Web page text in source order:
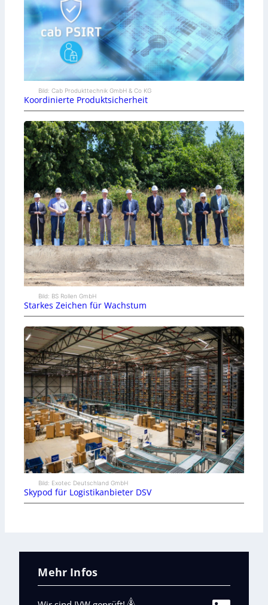
Bild: Cab Produkttechnik GmbH & Co KG
Koordinierte Produktsicherheit
Bild: BS Rollen GmbH
Starkes Zeichen für Wachstum
Bild: Exotec Deutschland GmbH
Skypod für Logistikanbieter DSV
Mehr Infos